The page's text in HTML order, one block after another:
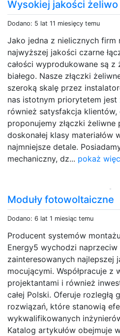
Wysokiej jakości żeliwo
Dodano: 5 lat 11 miesięcy temu
Jako jedna z nielicznych firm
najwyższej jakości czarne
całości wyprodukowane są z
białego. Nasze złączki
szeroką skalę przez
nas istotnym priorytetem jest
również satysfakcja
proponujemy złączki żeliwne
doskonałej klasy materiałów
najmniejsze detale.
mechaniczny, dz... pokaż
Moduły fotowoltaiczne
Dodano: 6 lat 1 miesiąc temu
Producent systemów
Energy5 wychodzi
zainteresowanych najlepszej
mocującymi. Współpracuje z
projektantami i również
całej Polski. Oferuje rozległą
rozwiązań, które stanowią
wykwalifikowanych
Katalog artykułów obejmuje